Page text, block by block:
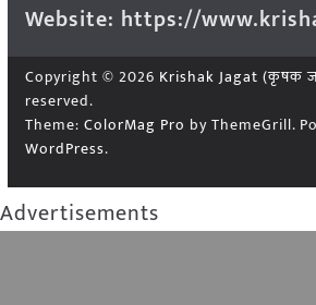
Website: https://
Copyright © 2026 Krishak Jagat (कृषक
reserved.
Theme: ColorMag Pro by ThemeGrill.
WordPress.
Advertisements